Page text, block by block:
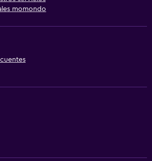
momondo